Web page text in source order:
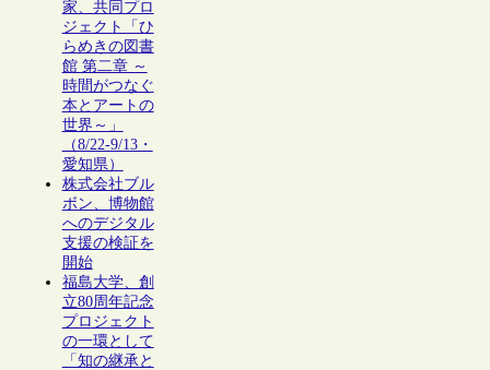
家、共同プロ
ジェクト「ひ
らめきの図書
館 第二章 ～
時間がつなぐ
本とアートの
世界～」
（8/22-9/13・
愛知県）
株式会社ブル
ボン、博物館
へのデジタル
支援の検証を
開始
福島大学、創
立80周年記念
プロジェクト
の一環として
「知の継承と